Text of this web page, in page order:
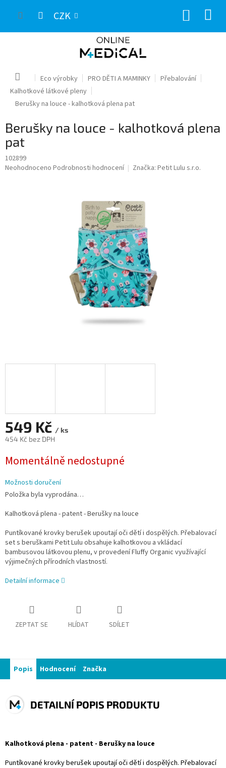
CZK
Domů Eco výrobky PRO DĚTI A MAMINKY
Přebalování
Kalhotkové látkové pleny
Berušky na louce - kalhotková plena pat
Berušky na louce - kalhotková plena
pat
102899
Průměrné
Neohodnoceno Podrobnosti hodnocení Značka: Petit Lulu s.r.o.
549 Kč / ks
454 Kč bez DPH
cena:
Momentálně nedostupné
Možnosti doručení
Položka byla vyprodána…
Kalhotková plena - patent - Berušky na louce
Puntíkované krovky berušek upoutají oči dětí i dospělých. Přebalovací
set s beruškami Petit Lulu obsahuje kalhotkovou a vkládací
bambusovou látkovou plenu, v provedení Fluffy Organic využívající
výjimečných přírodních vlastností.
Detailní informace
ZEPTAT SE HLÍDAT SDÍLET
Popis Hodnocení Značka
DETAILNÍ POPIS PRODUKTU
Kalhotková plena - patent - Berušky na louce
Puntíkované krovky berušek upoutají oči dětí i dospělých. Přebalovací